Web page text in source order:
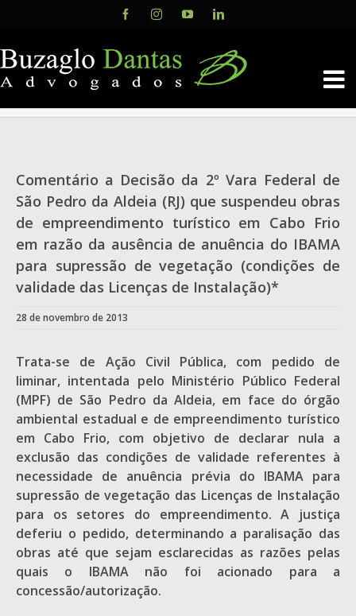
content
FacebookInstagramYouTubeLinkedIn
Comentário a Decisão da 2º Vara Federal de
São Pedro da Aldeia (RJ) que suspendeu obras
de empreendimento turístico em Cabo Frio
em razão da ausência de anuência do IBAMA
para supressão de vegetação (condições de
validade das Licenças de Instalação)*
28 de novembro de 2013
Trata-se de Ação Civil Pública, com pedido de
liminar, intentada pelo Ministério Público Federal
(MPF) de São Pedro da Aldeia, em face do órgão
ambiental estadual e de empreendimento turístico
em Cabo Frio, com objetivo de declarar nula a
exclusão das condições de validade referentes à
necessidade de anuência prévia do IBAMA para
supressão de vegetação das Licenças de Instalação
para os setores do empreendimento. A justiça
deferiu o pedido, determinando a paralisação das
obras até que sejam esclarecidas as razões pelas
quais o IBAMA não foi acionado para a
concessão/autorização.